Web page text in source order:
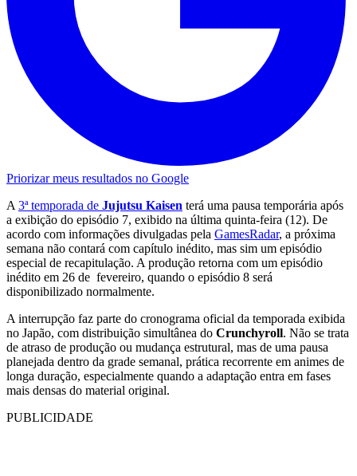
Priorizar meus resultados no Google
A 3ª temporada de Jujutsu Kaisen terá uma pausa temporária após
a exibição do episódio 7, exibido na última quinta-feira (12). De
acordo com informações divulgadas pela GamesRadar, a próxima
semana não contará com capítulo inédito, mas sim um episódio
especial de recapitulação. A produção retorna com um episódio
inédito em 26 de fevereiro, quando o episódio 8 será
disponibilizado normalmente.
A interrupção faz parte do cronograma oficial da temporada exibida
no Japão, com distribuição simultânea do Crunchyroll. Não se trata
de atraso de produção ou mudança estrutural, mas de uma pausa
planejada dentro da grade semanal, prática recorrente em animes de
longa duração, especialmente quando a adaptação entra em fases
mais densas do material original.
PUBLICIDADE